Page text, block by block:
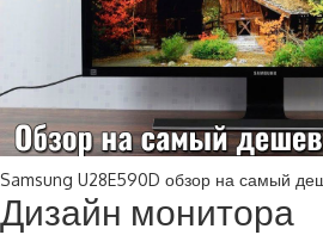
Samsung U28E590D обзор на самый
Дизайн монитора